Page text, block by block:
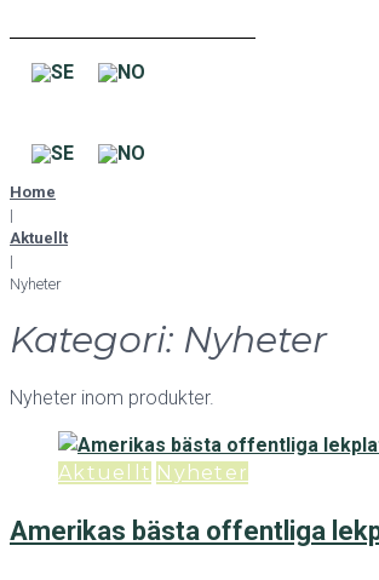
Home
|
Aktuellt
|
Nyheter
Kategori: Nyheter
Nyheter inom produkter.
Aktuellt Nyheter
Amerikas bästa offentliga